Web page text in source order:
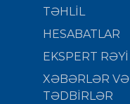
TƏHLİL
HESABATLAR
EKSPERT RƏYİ
XƏBƏRLƏR VƏ
TƏDBİRLƏR